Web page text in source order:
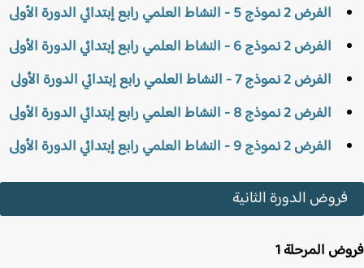
الفرض 2 نموذج 5 - النشاط العلمي رابع إبتدائي الدورة الأولى
الفرض 2 نموذج 6 - النشاط العلمي رابع إبتدائي الدورة الأولى
الفرض 2 نموذج 7 - النشاط العلمي رابع إبتدائي الدورة الأولى
الفرض 2 نموذج 8 - النشاط العلمي رابع إبتدائي الدورة الأولى
الفرض 2 نموذج 9 - النشاط العلمي رابع إبتدائي الدورة الأولى
فروض الدورة الثانية
المرحلة 1